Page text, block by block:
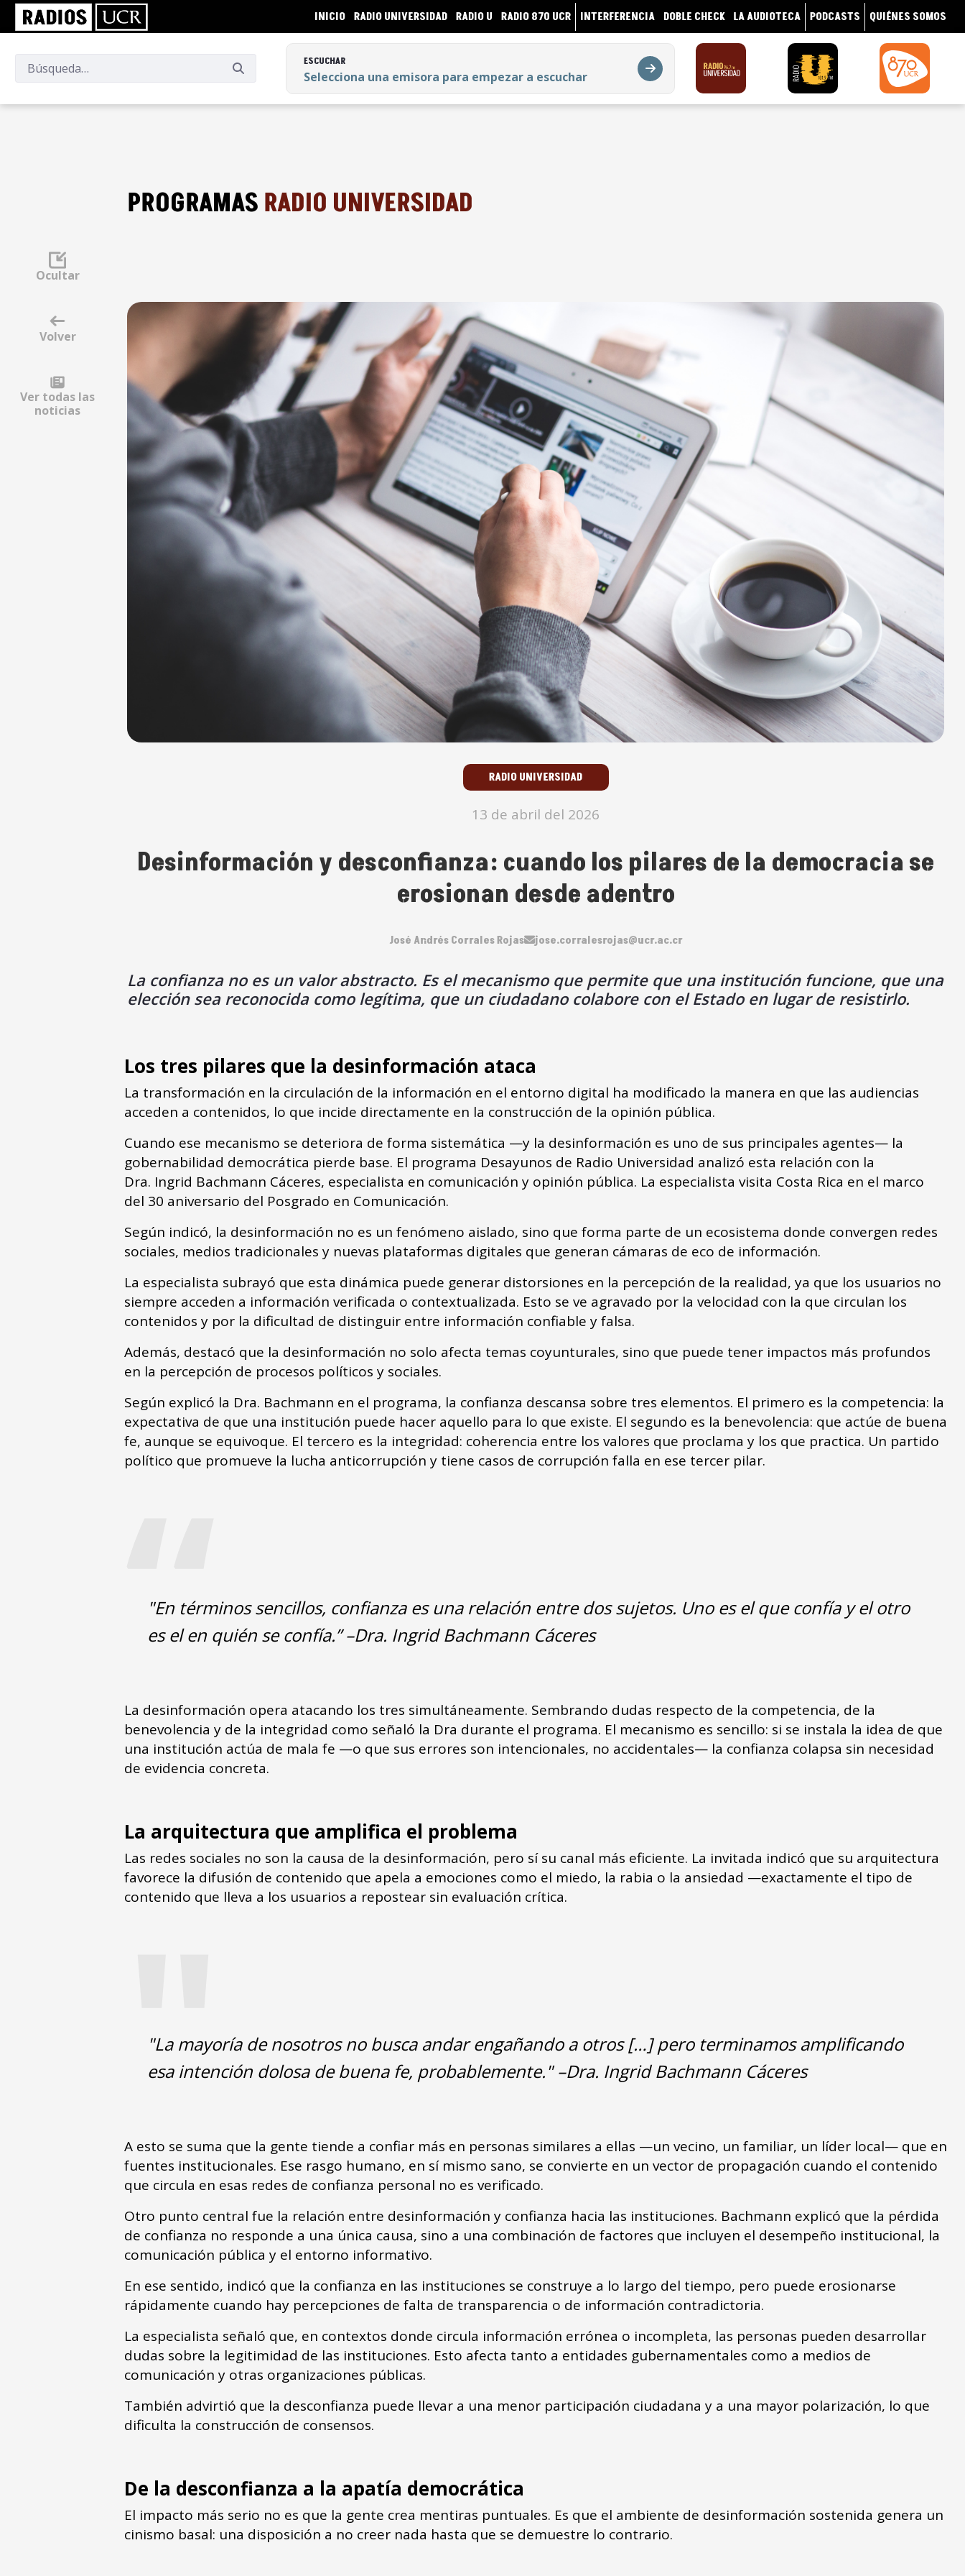
INICIO RADIO UNIVERSIDAD RADIO U RADIO 870 UCR INTERFERENCIA DOBLE CHECK LA AUDIOTECA PODCASTS QUIÉNES SOMOS
ESCUCHAR
Selecciona una emisora para empezar a escuchar
Selecciona una emisora para empezar a escuchar
Ocultar
Volver
Ver todas las
noticias
PROGRAMAS RADIO UNIVERSIDAD
RADIO UNIVERSIDAD
13 de abril del 2026
Desinformación y desconfianza: cuando los pilares de la democracia se
erosionan desde adentro
José Andrés Corrales Rojas jose.corralesrojas@ucr.ac.cr
La confianza no es un valor abstracto. Es el mecanismo que permite que una institución funcione, que una
elección sea reconocida como legítima, que un ciudadano colabore con el Estado en lugar de resistirlo.
Los tres pilares que la desinformación ataca
La transformación en la circulación de la información en el entorno digital ha modificado la manera en que las audiencias
acceden a contenidos, lo que incide directamente en la construcción de la opinión pública.
Cuando ese mecanismo se deteriora de forma sistemática —y la desinformación es uno de sus principales agentes— la
gobernabilidad democrática pierde base. El programa Desayunos de Radio Universidad analizó esta relación con la
Dra. Ingrid Bachmann Cáceres, especialista en comunicación y opinión pública. La especialista visita Costa Rica en el marco
del 30 aniversario del Posgrado en Comunicación.
Según indicó, la desinformación no es un fenómeno aislado, sino que forma parte de un ecosistema donde convergen redes
sociales, medios tradicionales y nuevas plataformas digitales que generan cámaras de eco de información.
La especialista subrayó que esta dinámica puede generar distorsiones en la percepción de la realidad, ya que los usuarios no
siempre acceden a información verificada o contextualizada. Esto se ve agravado por la velocidad con la que circulan los
contenidos y por la dificultad de distinguir entre información confiable y falsa.
Además, destacó que la desinformación no solo afecta temas coyunturales, sino que puede tener impactos más profundos
en la percepción de procesos políticos y sociales.
Según explicó la Dra. Bachmann en el programa, la confianza descansa sobre tres elementos. El primero es la competencia: la
expectativa de que una institución puede hacer aquello para lo que existe. El segundo es la benevolencia: que actúe de buena
fe, aunque se equivoque. El tercero es la integridad: coherencia entre los valores que proclama y los que practica. Un partido
político que promueve la lucha anticorrupción y tiene casos de corrupción falla en ese tercer pilar.
“
"En términos sencillos, confianza es una relación entre dos sujetos. Uno es el que confía y el otro
es el en quién se confía.” –Dra. Ingrid Bachmann Cáceres
La desinformación opera atacando los tres simultáneamente. Sembrando dudas respecto de la competencia, de la
benevolencia y de la integridad como señaló la Dra durante el programa. El mecanismo es sencillo: si se instala la idea de que
una institución actúa de mala fe —o que sus errores son intencionales, no accidentales— la confianza colapsa sin necesidad
de evidencia concreta.
La arquitectura que amplifica el problema
Las redes sociales no son la causa de la desinformación, pero sí su canal más eficiente. La invitada indicó que su arquitectura
favorece la difusión de contenido que apela a emociones como el miedo, la rabia o la ansiedad —exactamente el tipo de
contenido que lleva a los usuarios a repostear sin evaluación crítica.
"
"La mayoría de nosotros no busca andar engañando a otros […] pero terminamos amplificando
esa intención dolosa de buena fe, probablemente." –Dra. Ingrid Bachmann Cáceres
A esto se suma que la gente tiende a confiar más en personas similares a ellas —un vecino, un familiar, un líder local— que en
fuentes institucionales. Ese rasgo humano, en sí mismo sano, se convierte en un vector de propagación cuando el contenido
que circula en esas redes de confianza personal no es verificado.
Otro punto central fue la relación entre desinformación y confianza hacia las instituciones. Bachmann explicó que la pérdida
de confianza no responde a una única causa, sino a una combinación de factores que incluyen el desempeño institucional, la
comunicación pública y el entorno informativo.
En ese sentido, indicó que la confianza en las instituciones se construye a lo largo del tiempo, pero puede erosionarse
rápidamente cuando hay percepciones de falta de transparencia o de información contradictoria.
La especialista señaló que, en contextos donde circula información errónea o incompleta, las personas pueden desarrollar
dudas sobre la legitimidad de las instituciones. Esto afecta tanto a entidades gubernamentales como a medios de
comunicación y otras organizaciones públicas.
También advirtió que la desconfianza puede llevar a una menor participación ciudadana y a una mayor polarización, lo que
dificulta la construcción de consensos.
De la desconfianza a la apatía democrática
El impacto más serio no es que la gente crea mentiras puntuales. Es que el ambiente de desinformación sostenida genera un
cinismo basal: una disposición a no creer nada hasta que se demuestre lo contrario.